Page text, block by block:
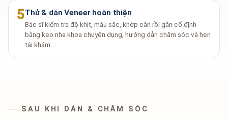
5Thử & dán Veneer hoàn thiện
Bác sĩ kiểm tra độ khít, màu sắc, khớp cắn rồi gắn cố định
bằng keo nha khoa chuyên dụng, hướng dẫn chăm sóc và hẹn
tái khám.
SAU KHI DÁN & CHĂM SÓC